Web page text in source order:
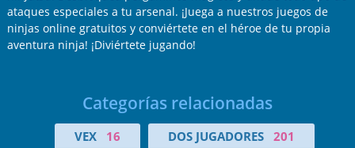
ataques especiales a tu arsenal. ¡Juega a nuestros juegos de
ninjas online gratuitos y conviértete en el héroe de tu propia
aventura ninja! ¡Diviértete jugando!
Categorías relacionadas
VEX 16 DOS JUGADORES 201